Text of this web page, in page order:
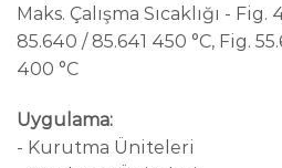
Maks. Çalışma Sıcaklığı -
85.640 / 85.641 450 °C, Fig.
400 °C
Uygulama:
- Kurutma Üniteleri